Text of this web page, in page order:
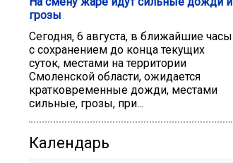
грозы
Сегодня, 6 августа, в ближайшие часы
с сохранением до конца текущих
суток, местами на территории
Смоленской области, ожидается
кратковременные дожди, местами
сильные, грозы, при...
Календарь